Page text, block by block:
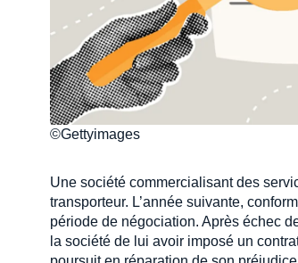
©Gettyimages
Une société commercialisant des
transporteur. L’année suivante,
période de négociation. Après échec
la société de lui avoir imposé un